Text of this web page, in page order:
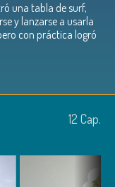
una tabla de surf,
y lanzarse a usarla
con práctica logró
12 Cap.